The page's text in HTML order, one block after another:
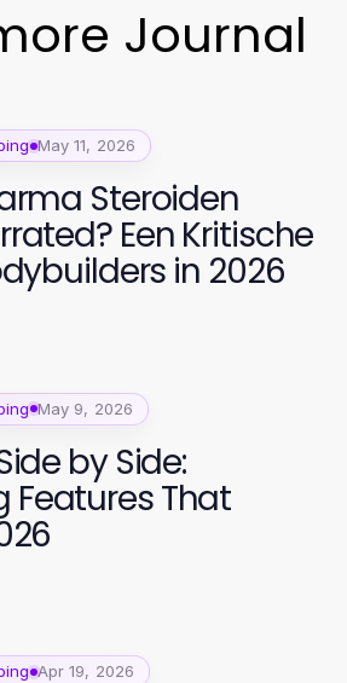
Journal
May 11, 2026
Steroiden
Een Kritische
in 2026
May 9, 2026
by Side:
That
Apr 19, 2026